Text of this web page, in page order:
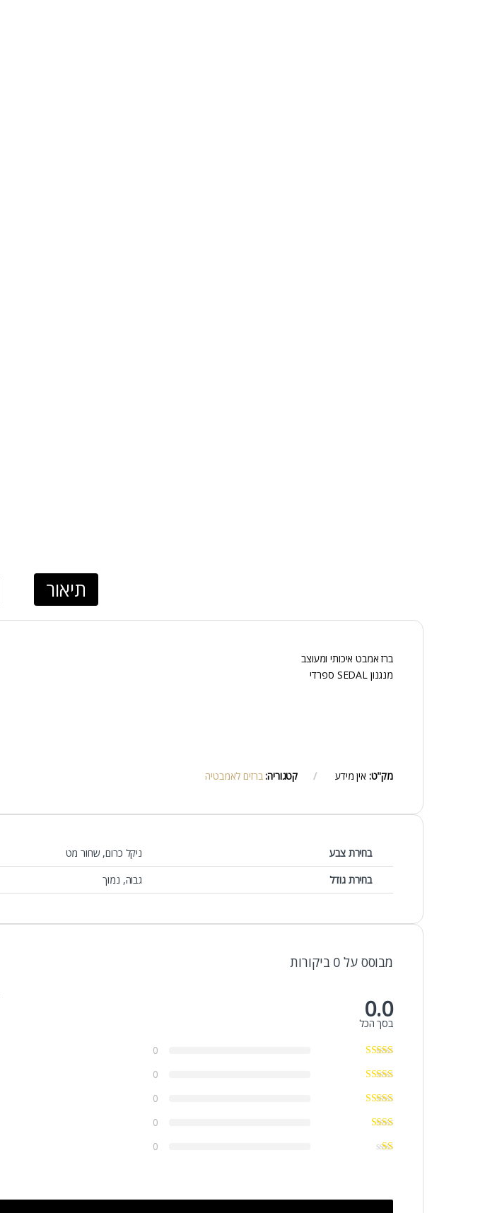
תיאור
ברז אמבט איכותי ומעוצב
מנגנון SEDAL ספרדי
מק"ט: אין מידע קטגוריה: ברזים לאמבטיה
בחירת צבע
ניקל כרום, שחור מט
בחירת גודל
גבוה, נמוך
מבוסס על 0 ביקורות
0.0
בסך הכל
0
0
0
0
0